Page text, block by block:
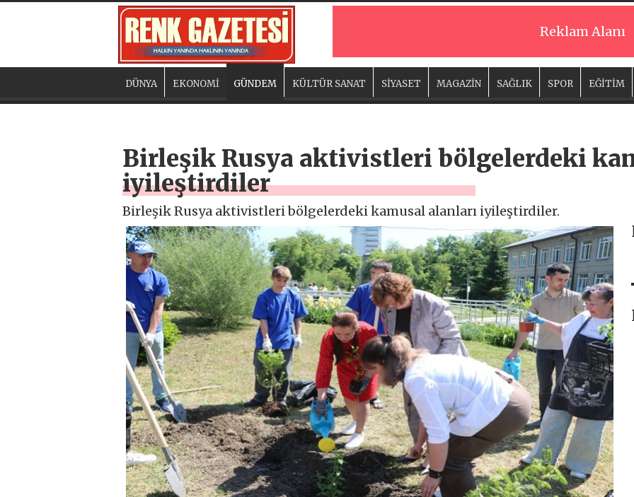
Reklam Alanı
DÜNYA EKONOMİ GÜNDEM KÜLTÜR SANAT SİYASET MAGAZİN SAĞLIK SPOR EĞİTİM
Birleşik Rusya aktivistleri bölgelerdeki
iyileştirdiler
Birleşik Rusya aktivistleri bölgelerdeki kamusal alanları iyileştirdiler.